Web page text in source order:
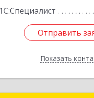
1С:Специалист
Отправить
Показать
Отправить
Назад